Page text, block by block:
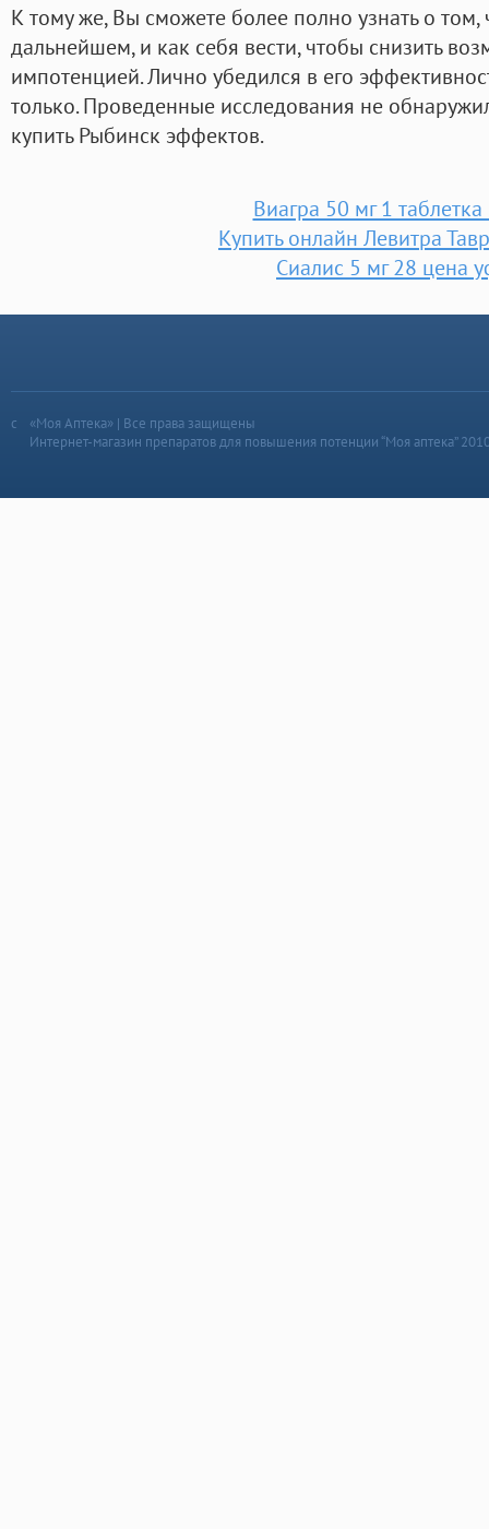
К тому же, Вы сможете более полно узнать о том,
дальнейшем, и как себя вести, чтобы снизить
импотенцией. Лично убедился в его
только. Проведенные исследования не
купить Рыбинск эффектов.
Виагра 50 мг 1
Купить онлайн Левитра
Сиалис 5 мг 28 цена
«Моя Аптека» | Все права защищены
Интернет-магазин препаратов для повышения потенции “Моя аптека”